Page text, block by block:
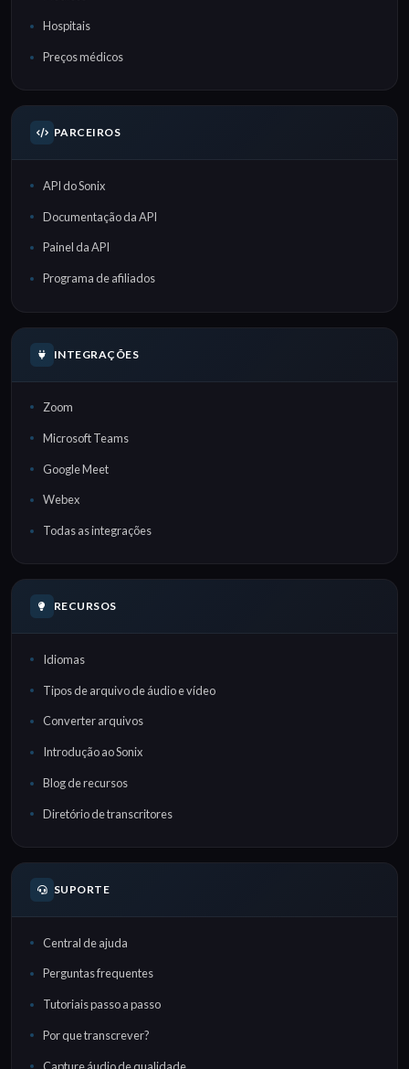
Hospitais
Preços médicos
PARCEIROS
API do Sonix
Documentação da API
Painel da API
Programa de afiliados
INTEGRAÇÕES
Zoom
Microsoft Teams
Google Meet
Webex
Todas as integrações
RECURSOS
Idiomas
Tipos de arquivo de áudio e vídeo
Converter arquivos
Introdução ao Sonix
Blog de recursos
Diretório de transcritores
SUPORTE
Central de ajuda
Perguntas frequentes
Tutoriais passo a passo
Por que transcrever?
Capture áudio de qualidade